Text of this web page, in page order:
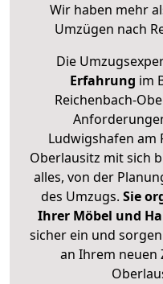
Wir haben mehr
Umzügen nach
Die
Erfahrung im
Reichenbach-
Ludwigshafen am
Oberlausitz mit sich
alles, von der
des Umzugs. Sie
Ihrer Möbel und
sicher ein und
an Ihrem neuen